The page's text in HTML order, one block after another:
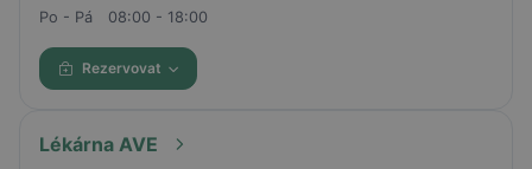
Po - Pá 08:00 - 18:00
Rezervovat
Lékárna AVE